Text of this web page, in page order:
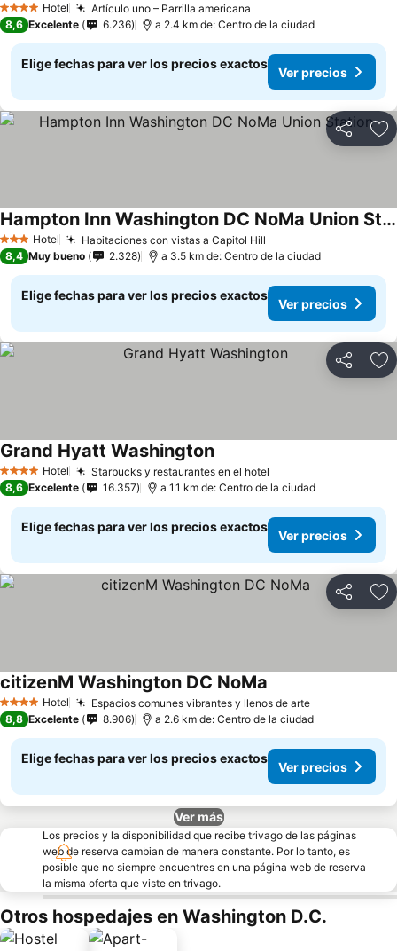
4 EstrellasHotel
Artículo uno – Parrilla americana
8,6 Excelente 6.236 a 2.4 km de: Centro de la ciudad
Elige fechas para ver los precios exactos
Ver precios
Compartir
3 Estrellas
Hotel Habitaciones con vistas a Capitol Hill
Hampton Inn Washington DC NoMa Union Station
8,4 Muy bueno 2.328 a 3.5 km de: Centro de la ciudad
Elige fechas para ver los precios exactos
Ver precios
Compartir
4 EstrellasHotel Starbucks y restaurantes en el hotel
Grand Hyatt Washington
8,6 Excelente 16.357 a 1.1 km de: Centro de la ciudad
Elige fechas para ver los precios exactos
Ver precios
Compartir
4 EstrellasHotel Espacios comunes vibrantes y llenos de arte
citizenM Washington DC NoMa
8,8 Excelente 8.906 a 2.6 km de: Centro de la ciudad
Elige fechas para ver los precios exactos
Ver precios
Ver más
Los precios y la disponibilidad que recibe trivago de las páginas
web de reserva cambian de manera constante. Por lo tanto, es
posible que no siempre encuentres en una página web de reserva
la misma oferta que viste en trivago.
Otros hospedajes en Washington D.C.